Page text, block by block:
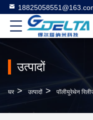
उत्पादों
घर > उत्पादों > पॉलीयुरेथेन